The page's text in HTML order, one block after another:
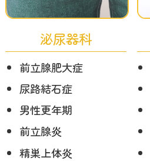
泌尿器科
前立腺肥大症
尿路結石症
男性更年期
前立腺炎
精巣上体炎